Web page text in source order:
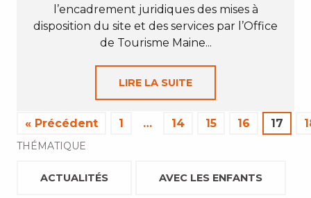
l’encadrement juridiques des mises à
disposition du site et des services par l’Office
de Tourisme Maine...
LIRE LA SUITE
« Précédent 1 … 14 15 16 17
THÉMATIQUE
ACTUALITÉS AVEC LES ENFANTS